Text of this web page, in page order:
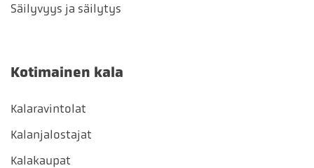
Säilyvyys ja säilytys
Kotimainen kala
Kalaravintolat
Kalanjalostajat
Kalakaupat